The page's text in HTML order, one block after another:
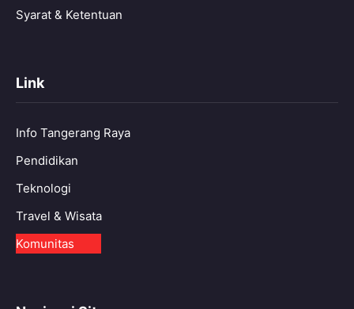
Syarat & Ketentuan
Link
Info Tangerang Raya
Pendidikan
Teknologi
Travel & Wisata
Komunitas